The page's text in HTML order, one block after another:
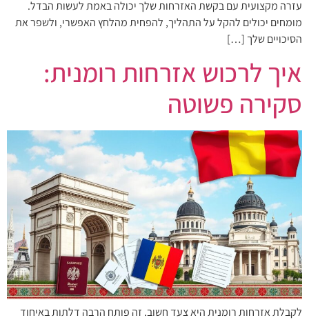
עזרה מקצועית עם בקשת האזרחות שלך יכולה באמת לעשות הבדל.
מומחים יכולים להקל על התהליך, להפחית מהלחץ האפשרי, ולשפר את
הסיכויים שלך […]
איך לרכוש אזרחות רומנית:
סקירה פשוטה
לקבלת אזרחות רומנית היא צעד חשוב. זה פותח הרבה דלתות באיחוד